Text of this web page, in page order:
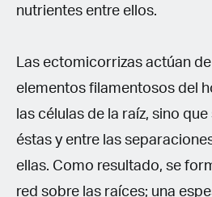
nutrientes entre ellos.
Las ectomicorrizas actúan
elementos filamentosos del
las células de la raíz, sino
éstas y entre las
ellas. Como resultado, se
red sobre las raíces; una